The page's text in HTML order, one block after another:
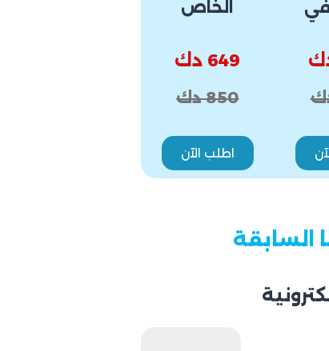
الخاص
649 دك
850 دك
اطلب الآن
السابقة